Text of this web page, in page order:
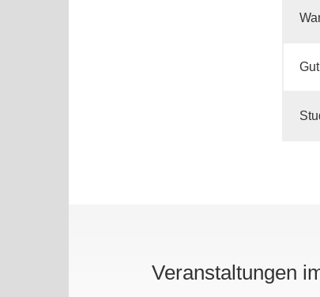
Veranstaltungen